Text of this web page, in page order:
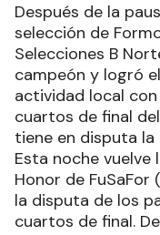
Después de la
selección de
Selecciones B
campeón y logró
actividad local
cuartos de final
tiene en disputa
Esta noche vuelve
Honor de
la disputa de los
cuartos de final.